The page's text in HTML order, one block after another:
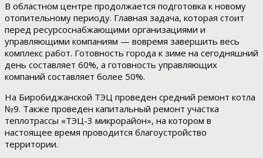
В областном центре продолжается подготовка к новому
отопительному периоду. Главная задача, которая стоит
перед ресурсоснабжающими организациями и
управляющими компаниям — вовремя завершить весь
комплекс работ. Готовность города к зиме на сегодняшний
день составляет 60%, а готовность управляющих
компаний составляет более 50%.
На Биробиджанской ТЭЦ проведен средний ремонт котла
№9. Также проведен капитальный ремонт участка
теплотрассы «ТЭЦ-3 микрорайон», на котором в
настоящее время проводится благоустройство
территории.